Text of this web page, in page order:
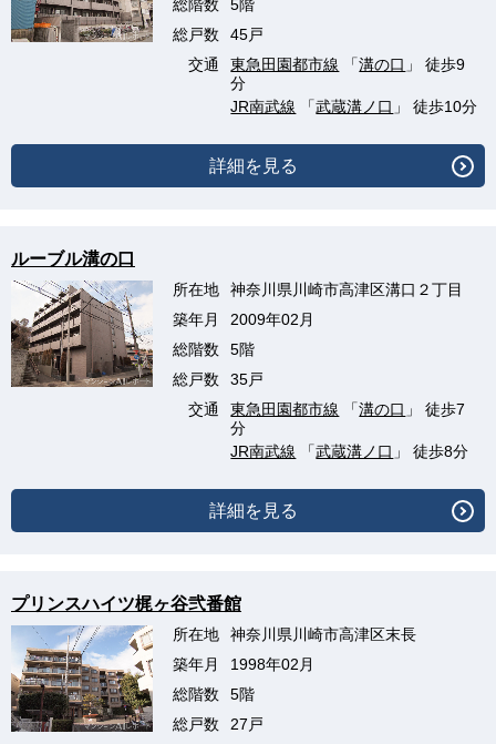
総階数
5階
総戸数
45戸
交通
東急田園都市線 「溝の口 」 徒歩9
分
JR南武線 「武蔵溝ノ口 」 徒歩10分
詳細を見る
ルーブル溝の口
所在地
神奈川県川崎市高津区溝口２丁目
築年月
2009年02月
総階数
5階
総戸数
35戸
交通
東急田園都市線 「溝の口 」 徒歩7
分
JR南武線 「武蔵溝ノ口 」 徒歩8分
詳細を見る
プリンスハイツ梶ヶ谷弐番館
所在地
神奈川県川崎市高津区末長
築年月
1998年02月
総階数
5階
総戸数
27戸